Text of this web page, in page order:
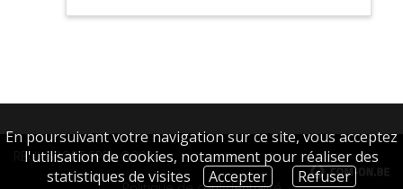
REUL SPORT SPRL ©2026
En poursuivant votre navigation sur ce site, vous acceptez
l'utilisation de cookies, notamment pour réaliser des
statistiques de visites
Accepter Refuser
English Français(French)
Deutsch(German)